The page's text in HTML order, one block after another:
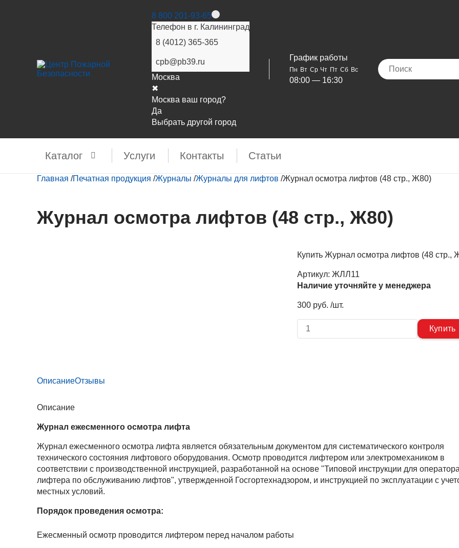
8 800 201-93-65
Телефон в г. Калининград
8 (4012) 365-365
cpb@pb39.ru
Москва
✖
Москва ваш город?
Да
Выбрать другой город
График работы
Пн Вт Ср Чт Пт Сб Вс
08:00 — 16:30
Каталог Услуги Контакты Cтатьи
Главная /Печатная продукция /Журналы /Журналы для лифтов /Журнал осмотра лифтов (48 стр., Ж80)
Журнал осмотра лифтов (48 стр., Ж80)
Купить Журнал осмотра лифтов (48 стр.,
Артикул:ЖЛЛ11
Наличие уточняйте у менеджера
300 руб. /шт.
ОписаниеОтзывы
Описание
Журнал ежесменного осмотра лифта
Журнал ежесменного осмотра лифта является обязательным документом для систематического контроля
технического состояния лифтового оборудования. Осмотр проводится лифтером или электромехаником в
соответствии с производственной инструкцией, разработанной на основе "Типовой инструкции для
лифтера по обслуживанию лифтов", утвержденной Госгортехнадзором, и инструкцией по эксплуатации с
местных условий.
Порядок проведения осмотра:
Ежесменный осмотр проводится лифтером перед началом работы